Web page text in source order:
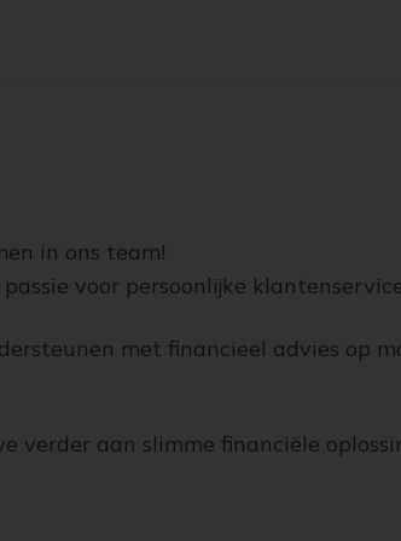
in ons team!
voor persoonlijke
met financieel advies op
verder aan slimme financiële